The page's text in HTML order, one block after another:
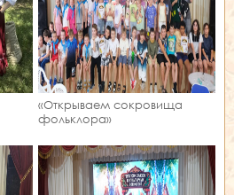
«Открываем сокровища
фольклора»